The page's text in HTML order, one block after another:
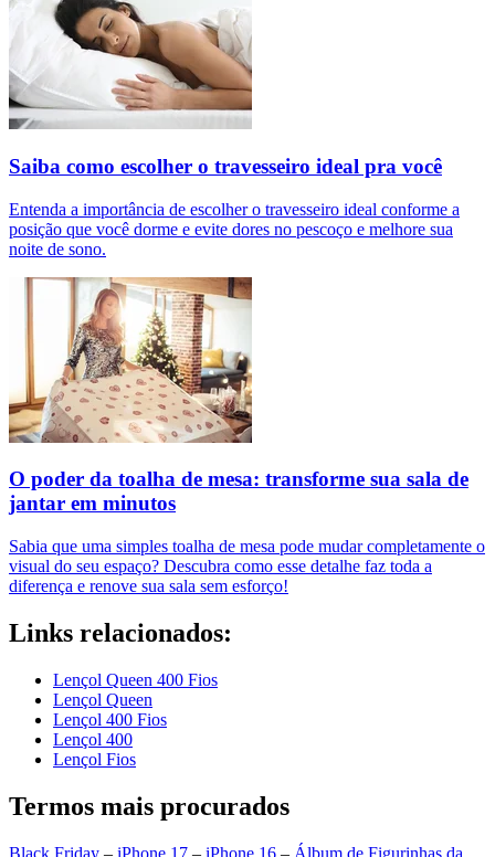
Saiba como escolher o travesseiro ideal pra você
Entenda a importância de escolher o travesseiro ideal conforme a
posição que você dorme e evite dores no pescoço e melhore sua
noite de sono.
O poder da toalha de mesa: transforme sua sala de
jantar em minutos
Sabia que uma simples toalha de mesa pode mudar completamente o
visual do seu espaço? Descubra como esse detalhe faz toda a
diferença e renove sua sala sem esforço!
Links relacionados:
Lençol Queen 400 Fios
Lençol Queen
Lençol 400 Fios
Lençol 400
Lençol Fios
Termos mais procurados
Black Friday – iPhone 17 – iPhone 16 – Álbum de Figurinhas da